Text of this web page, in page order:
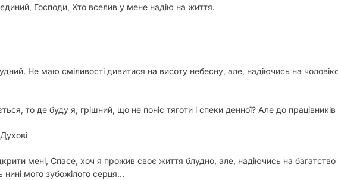
Господи, Хто вселив у мене надію на життя.
Не маю сміливості дивитися на висоту небесну, але, надіючись на
то де буду я, грішний, що не поніс тяготи і спеки денної? Але до
мені, Спасе, хоч я прожив своє життя блудно, але, надіючись на
нині мого зубожілого серця…